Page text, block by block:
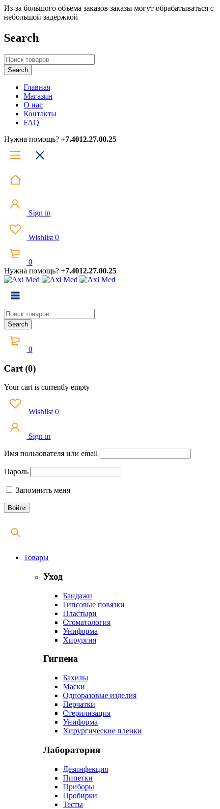
Из-за большого объема заказов заказы могут обрабатываться с
небольшой задержкой
Search
Главная
Магазин
О нас
Контакты
FAQ
Нужна помощь? +7.4012.27.00.25
Sign in
Wishlist 0
0
Нужна помощь? +7.4012.27.00.25
0
Cart (0)
Your cart is currently empty
Wishlist 0
Sign in
Имя пользователя или email
Пароль
Запомнить меня
Товары
Уход
Бандажи
Гипсовые повязки
Пластыри
Стоматология
Униформа
Хирургия
Гигиена
Бахилы
Маски
Одноразовые изделия
Перчатки
Стерилизация
Униформа
Хирургические пленки
Лаборатория
Дезинфекция
Пипетки
Приборы
Пробирки
Тесты